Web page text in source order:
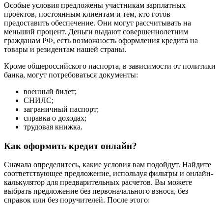
Особые условия предложены участникам зарплатных
проектов, постоянным клиентам и тем, кто готов
предоставить обеспечение. Они могут рассчитывать на
меньший процент. Деньги выдают совершеннолетним
гражданам РФ, есть возможность оформления кредита на
товары и резидентам нашей страны.
Кроме общероссийского паспорта, в зависимости от политики
банка, могут потребоваться документы:
военный билет;
СНИЛС;
заграничный паспорт;
справка о доходах;
трудовая книжка.
Как оформить кредит онлайн?
Сначала определитесь, какие условия вам подойдут. Найдите
соответствующее предложение, используя фильтры и онлайн-
калькулятор для предварительных расчетов. Вы можете
выбрать предложение без первоначального взноса, без
справок или без поручителей. После этого: